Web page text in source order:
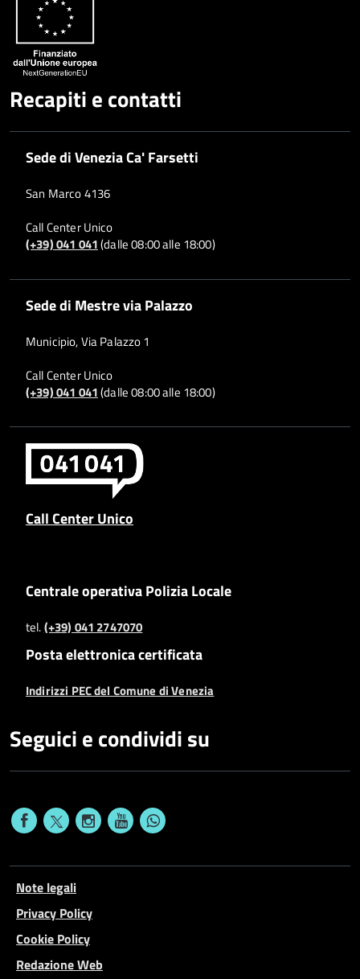
Recapiti e contatti
Sede di Venezia Ca' Farsetti
San Marco 4136
Call Center Unico
(+39) 041 041(dalle 08:00 alle 18:00)
Sede di Mestre via Palazzo
Municipio, Via Palazzo 1
Call Center Unico
(+39) 041 041(dalle 08:00 alle 18:00)
Call Center Unico
Centrale operativa Polizia Locale
tel.(+39) 041 2747070
Posta elettronica certificata
Indirizzi PEC del Comune di Venezia
Seguici e condividi su
Note legali
Privacy Policy
Cookie Policy
Redazione Web